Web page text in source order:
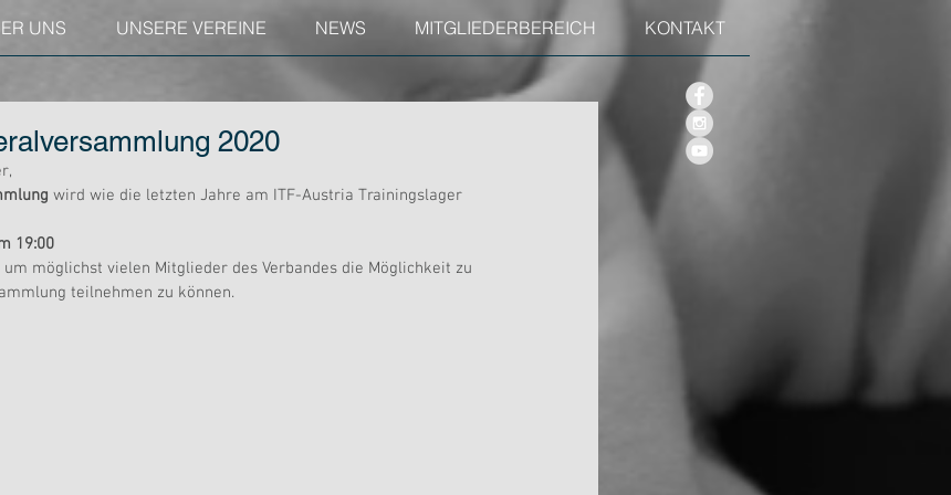
UNS UNSERE VEREINE NEWS MITGLIEDERBEREICH KONTAKT
2020
wird wie die letzten Jahre am ITF-Austria Trainingslager
19:00
möglichst vielen Mitglieder des Verbandes die Möglichkeit zu
teilnehmen zu können.